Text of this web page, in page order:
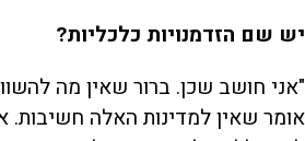
יש שם הזדמנויות כלכליות?
"אני חושב שכן. ברור שאין מה
אומר שאין למדינות האלה חשיבות.